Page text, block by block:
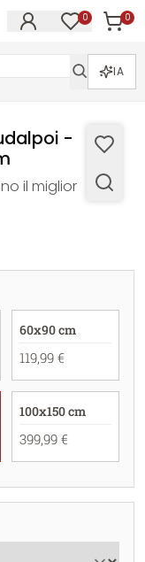
0 0
IA
-
il miglior
60x90 cm
119,99 €
100x150 cm
399,99 €